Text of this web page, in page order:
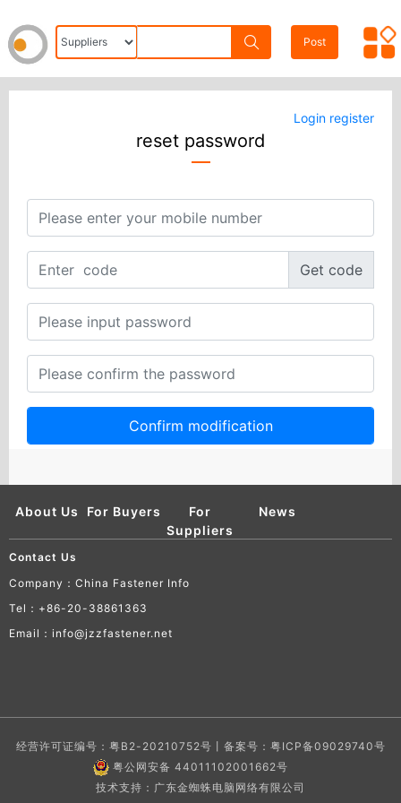
Post
Login register
reset password
Get code
Confirm modification
About Us For Buyers
For
Suppliers
News
Contact Us
Company：China Fastener Info
Tel：+86-20-38861363
Email：info@jzzfastener.net
经营许可证编号：粤B2-20210752号丨备案号： 粤ICP备09029740号
粤公网安备 44011102001662号
技术支持：广东金蜘蛛电脑网络有限公司